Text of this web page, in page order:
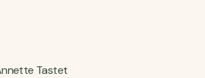
Tastet